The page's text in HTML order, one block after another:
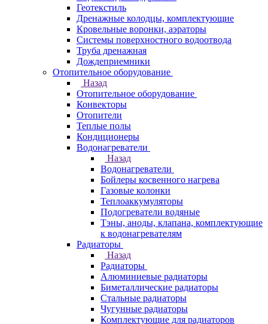
Геотекстиль
Дренажные колодцы, комплектующие
Кровельные воронки, аэраторы
Системы поверхностного водоотвода
Труба дренажная
Дождеприемники
Отопительное оборудование
Назад
Отопительное оборудование
Конвекторы
Отопители
Теплые полы
Кондиционеры
Водонагреватели
Назад
Водонагреватели
Бойлеры косвенного нагрева
Газовые колонки
Теплоаккумуляторы
Подогреватели водяные
Тэны, аноды, клапана, комплектующие
к водонагревателям
Радиаторы
Назад
Радиаторы
Алюминиевые радиаторы
Биметаллические радиаторы
Стальные радиаторы
Чугунные радиаторы
Комплектующие для радиаторов